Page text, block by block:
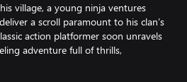
village, a young ninja ventures
a scroll paramount to his clan’s
action platformer soon unravels
adventure full of thrills,